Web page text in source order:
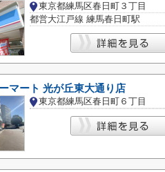
東京都練馬区春日町３丁目
都営大江戸線 練馬春日町駅
マート 光が丘東大通り店
東京都練馬区春日町６丁目